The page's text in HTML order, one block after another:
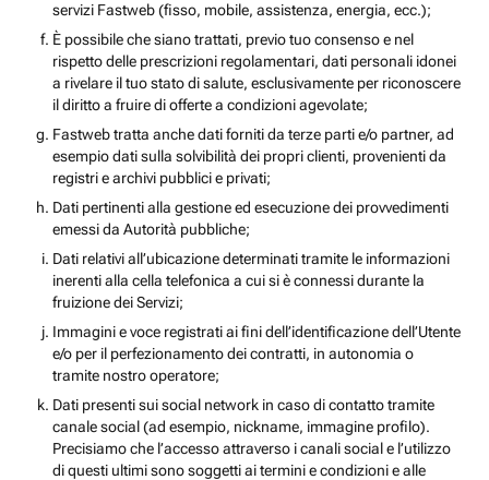
servizi Fastweb (fisso, mobile, assistenza, energia, ecc.);
È possibile che siano trattati, previo tuo consenso e nel
rispetto delle prescrizioni regolamentari, dati personali idonei
a rivelare il tuo stato di salute, esclusivamente per riconoscere
il diritto a fruire di offerte a condizioni agevolate;
Fastweb tratta anche dati forniti da terze parti e/o partner, ad
esempio dati sulla solvibilità dei propri clienti, provenienti da
registri e archivi pubblici e privati;
Dati pertinenti alla gestione ed esecuzione dei provvedimenti
emessi da Autorità pubbliche;
Dati relativi all’ubicazione determinati tramite le informazioni
inerenti alla cella telefonica a cui si è connessi durante la
fruizione dei Servizi;
Immagini e voce registrati ai fini dell’identificazione dell’Utente
e/o per il perfezionamento dei contratti, in autonomia o
tramite nostro operatore;
Dati presenti sui social network in caso di contatto tramite
canale social (ad esempio, nickname, immagine profilo).
Precisiamo che l’accesso attraverso i canali social e l’utilizzo
di questi ultimi sono soggetti ai termini e condizioni e alle